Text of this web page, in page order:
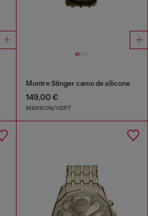
Montre Stinger camo de silicone
149,00 €
MARRON/VERT